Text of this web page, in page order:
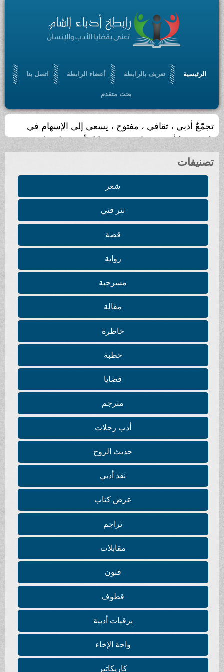
الرئيسية تعريف بالرابطة أعضاء الرابطة اتصل بنا
بحث متقدم
أدبي ، ثقافي ، مفتوح ، يسعى إلى الإسهام في
رؤيا أدبية حضارية ، من خلال أدب سامٍ ملتزم
نثر فني
قصة
رواية
مسرحية
مقالة
خاطرة
خطبة
قضايا
مترجم
أدب رحلات
حديث الروح
نقد أدبي
عرض كتاب
تراجم
مقابلات
فنون
قطوف
برقيات أدبية
واحة الإخاء
كاريكاتير